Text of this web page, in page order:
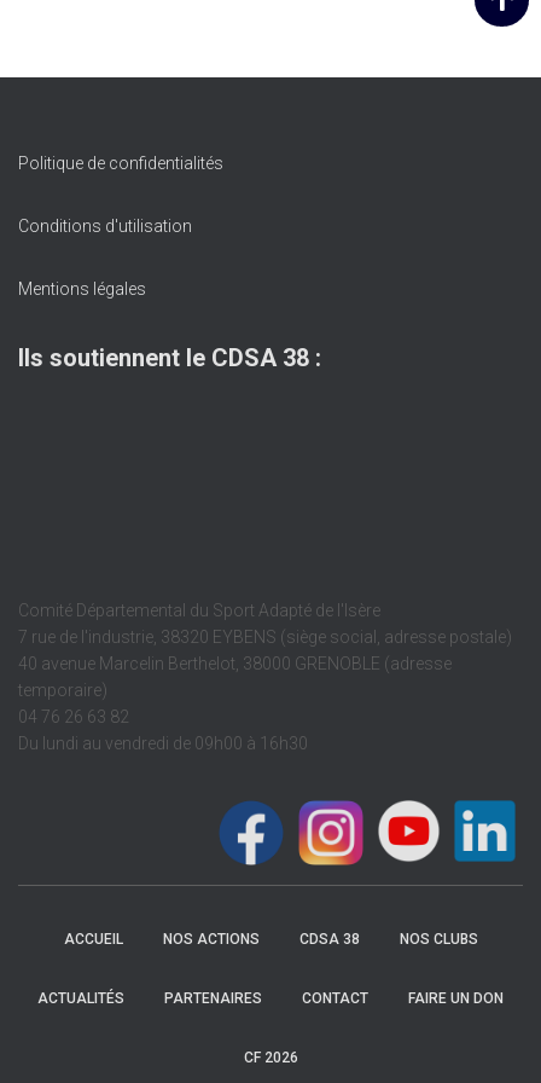
Politique de confidentialités
Conditions d'utilisation
Mentions légales
Ils soutiennent le CDSA 38 :
Comité Départemental du Sport Adapté de l'Isère
7 rue de l'industrie, 38320 EYBENS (siège social, adresse postale)
40 avenue Marcelin Berthelot, 38000 GRENOBLE (adresse
temporaire)
04 76 26 63 82
Du lundi au vendredi de 09h00 à 16h30
ACCUEIL NOS ACTIONS CDSA 38 NOS CLUBS
ACTUALITÉS PARTENAIRES CONTACT FAIRE UN DON
CF 2026